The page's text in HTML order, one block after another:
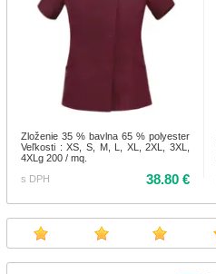
Zloženie 35 % bavlna 65 % polyester
Veľkosti : XS, S, M, L, XL, 2XL, 3XL,
4XLg 200 / mq.
s DPH
38.80 €